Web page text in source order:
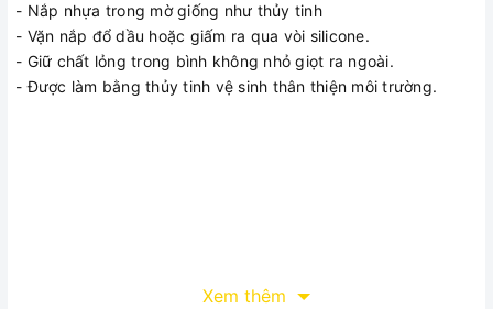
- Nắp nhựa trong mờ giống như thủy tinh
- Vặn nắp đổ dầu hoặc giấm ra qua vòi silicone.
- Giữ chất lỏng trong bình không nhỏ giọt ra ngoài.
- Được làm bằng thủy tinh vệ sinh thân thiện môi trường.
Xem thêm